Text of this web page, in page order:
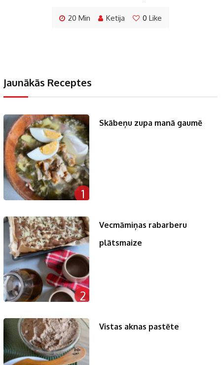
20 Min Ketija 0 Like
Jaunākās Receptes
1
Skābeņu zupa manā gaumē
2
Vecmāmiņas rabarberu
plātsmaize
Vistas aknas pastēte